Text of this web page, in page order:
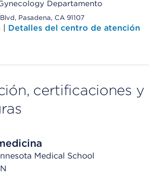
Departamento
Pasadena, CA 91107
| Detalles del centro de atención
certificaciones y
Medical School